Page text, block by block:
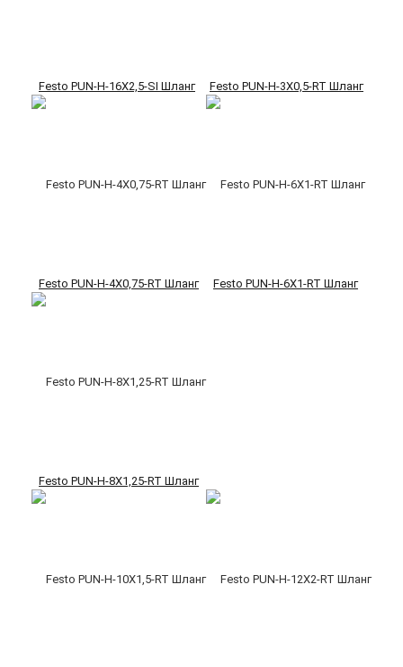
Festo PUN-H-16X2,5-SI Шланг Festo PUN-H-3X0,5-RT Шланг
Festo PUN-H-4X0,75-RT Шланг Festo PUN-H-6X1-RT Шланг
Festo PUN-H-8X1,25-RT Шланг